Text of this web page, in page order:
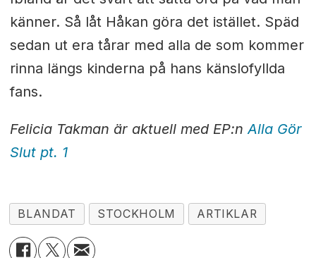
känner. Så låt Håkan göra det istället. Späd
sedan ut era tårar med alla de som kommer
rinna längs kinderna på hans känslofyllda
fans.
Felicia Takman är aktuell med EP:nAlla Gör
Slut pt. 1
BLANDAT STOCKHOLM ARTIKLAR